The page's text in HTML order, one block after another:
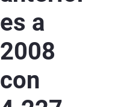
es a
2008
con